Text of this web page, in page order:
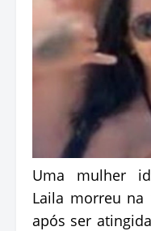
Uma mulher
Laila morreu na
após ser